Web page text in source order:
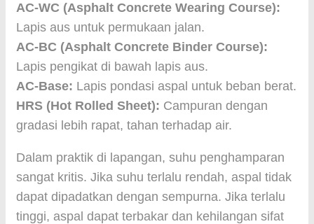
AC-WC (Asphalt Concrete Wearing Course):
Lapis aus untuk permukaan jalan.
AC-BC (Asphalt Concrete Binder Course):
Lapis pengikat di bawah lapis aus.
AC-Base: Lapis pondasi aspal untuk beban berat.
HRS (Hot Rolled Sheet): Campuran dengan
gradasi lebih rapat, tahan terhadap air.
Dalam praktik di lapangan, suhu penghamparan
sangat kritis. Jika suhu terlalu rendah, aspal tidak
dapat dipadatkan dengan sempurna. Jika terlalu
tinggi, aspal dapat terbakar dan kehilangan sifat